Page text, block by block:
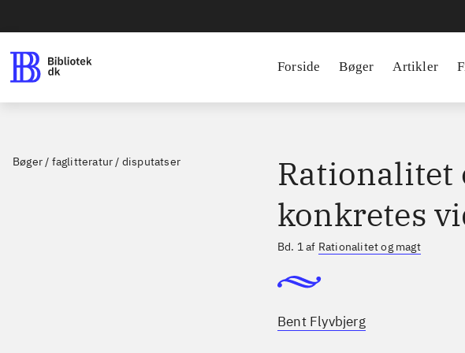
Forside Bøger Artikler
Bøger / faglitteratur / disputatser
Rationalitet
konkretes
Bd. 1 af Rationalitet og magt
Bent Flyvbjerg